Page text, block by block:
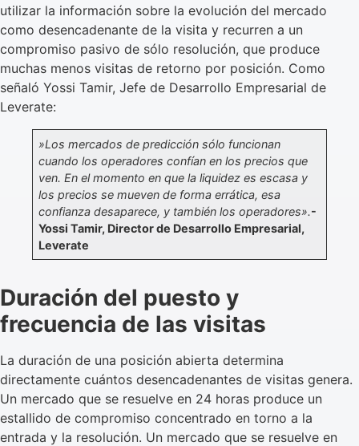
utilizar la información sobre la evolución del mercado
como desencadenante de la visita y recurren a un
compromiso pasivo de sólo resolución, que produce
muchas menos visitas de retorno por posición. Como
señaló Yossi Tamir, Jefe de Desarrollo Empresarial de
Leverate:
»Los mercados de predicción sólo funcionan
cuando los operadores confían en los precios que
ven. En el momento en que la liquidez es escasa y
los precios se mueven de forma errática, esa
confianza desaparece, y también los operadores».-
Yossi Tamir, Director de Desarrollo Empresarial,
Leverate
Duración del puesto y
frecuencia de las visitas
La duración de una posición abierta determina
directamente cuántos desencadenantes de visitas genera.
Un mercado que se resuelve en 24 horas produce un
estallido de compromiso concentrado en torno a la
entrada y la resolución. Un mercado que se resuelve en